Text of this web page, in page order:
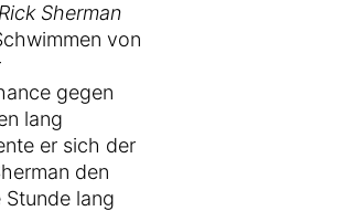
Rick Sherman
von
gegen
lang
er sich der
den
lang